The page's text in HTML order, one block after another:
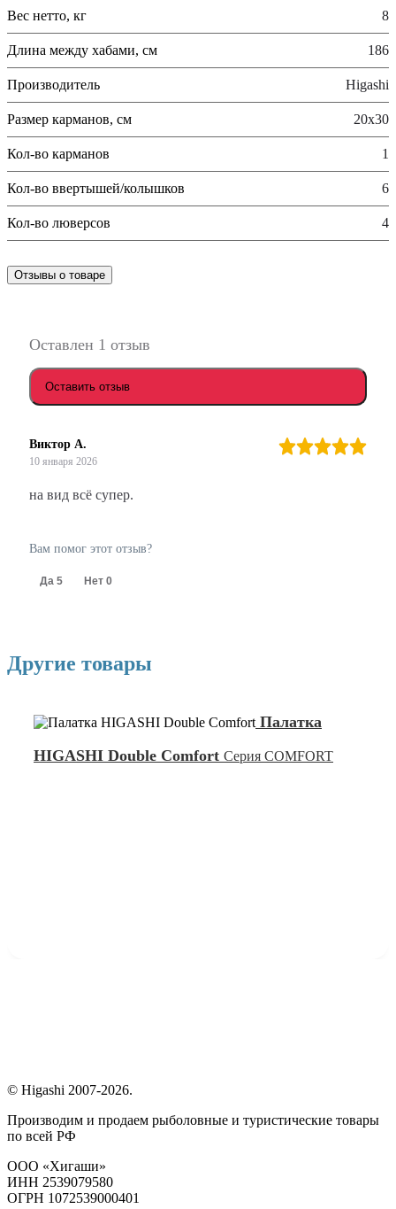
Вес нетто, кг 8
Длина между хабами, см 186
Производитель Higashi
Размер карманов, см 20x30
Кол-во карманов 1
Кол-во ввертышей/колышков 6
Кол-во люверсов 4
Отзывы о товаре
Оставлен 1 отзыв
Оставить отзыв
Виктор А.
10 января 2026
на вид всë супер.
Вам помог этот отзыв?
Да 5 Нет 0
Другие товары
Палатка
HIGASHI Double Comfort Серия COMFORT
© Higashi 2007-2026.
Производим и продаем рыболовные и туристические товары
по всей РФ
ООО «Хигаши»
ИНН 2539079580
ОГРН 1072539000401